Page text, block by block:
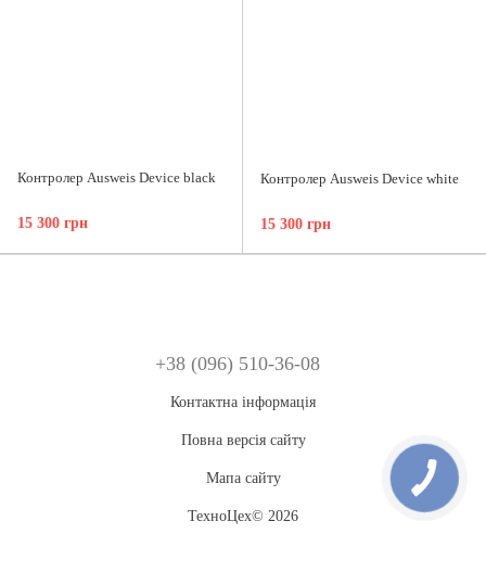
Контролер Ausweis Device black
15 300 грн
Контролер Ausweis Device white
15 300 грн
+38 (096) 510-36-08
Контактна інформація
Повна версія сайту
Мапа сайту
ТехноЦех© 2026